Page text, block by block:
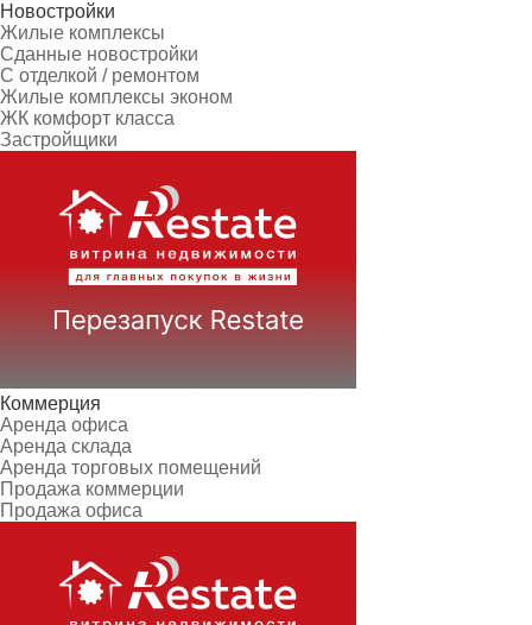
Новостройки
Жилые комплексы
Сданные новостройки
С отделкой / ремонтом
Жилые комплексы эконом
ЖК комфорт класса
Застройщики
Коммерция
Аренда офиса
Аренда склада
Аренда торговых помещений
Продажа коммерции
Продажа офиса